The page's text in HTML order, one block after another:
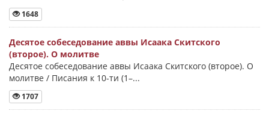
1648
Десятое собеседование аввы Исаака Скитского
(второе). О молитве
Десятое собеседование аввы Исаака Скитского (второе). О
молитве / Писания к 10-ти (1–...
1707